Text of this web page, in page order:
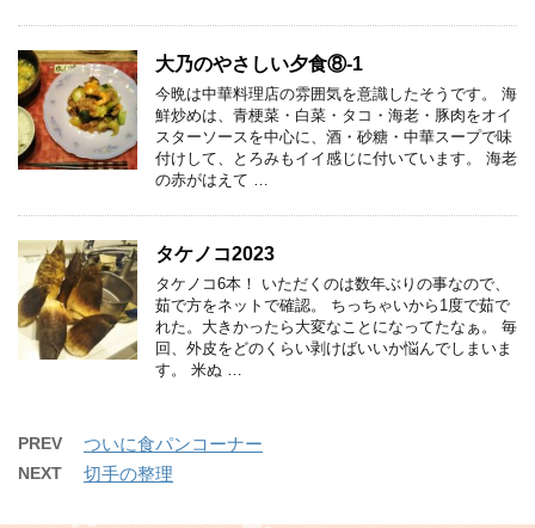
大乃のやさしい夕食⑧-1
今晩は中華料理店の雰囲気を意識したそうです。 海
鮮炒めは、青梗菜・白菜・タコ・海老・豚肉をオイ
スターソースを中心に、酒・砂糖・中華スープで味
付けして、とろみもイイ感じに付いています。 海老
の赤がはえて …
タケノコ2023
タケノコ6本！ いただくのは数年ぶりの事なので、
茹で方をネットで確認。 ちっちゃいから1度で茹で
れた。大きかったら大変なことになってたなぁ。 毎
回、外皮をどのくらい剥けばいいか悩んでしまいま
す。 米ぬ …
PREV ついに食パンコーナー
NEXT 切手の整理